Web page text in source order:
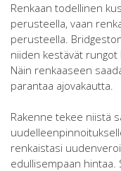
Renkaan todellinen
perusteella, vaan
perusteella.
niiden kestävät rungot
Näin renkaaseen
parantaa ajovakautta.
Rakenne tekee niistä
renkaistasi
edullisempaan hintaa.